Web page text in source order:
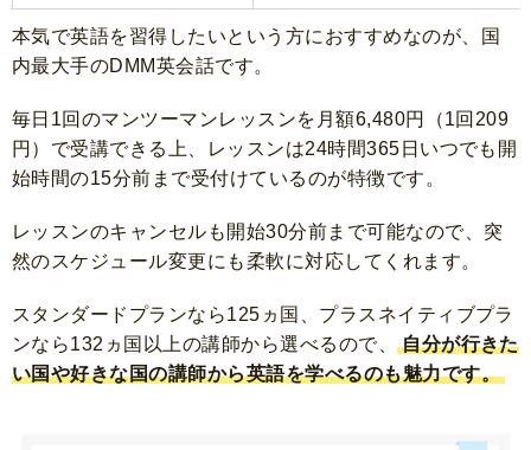
本気で英語を習得したいという方におすすめなのが、国
内最大手のDMM英会話です。
毎日1回のマンツーマンレッスンを月額6,480円（1回209
円）で受講できる上、レッスンは24時間365日いつでも開
始時間の15分前まで受付けているのが特徴です。
レッスンのキャンセルも開始30分前まで可能なので、突
然のスケジュール変更にも柔軟に対応してくれます。
スタンダードプランなら125ヵ国、プラスネイティブプラ
ンなら132ヵ国以上の講師から選べるので、 自分が行きた
い国や好きな国の講師から英語を学べるのも魅力です。